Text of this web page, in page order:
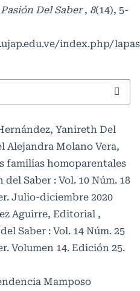
Del Saber, 8(14), 5-
index.php/
Yanireth Del
Alejandra Molano Vera,
familias homoparentales
Saber : Vol. 10 Núm. 18
Julio-diciembre 2020
Aguirre, Editorial ,
Saber : Vol. 14 Núm. 25
Volumen 14. Edición 25.
Mamposo